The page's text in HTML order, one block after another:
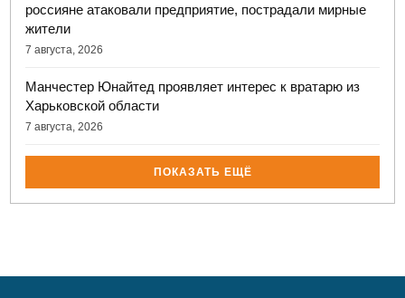
россияне атаковали предприятие, пострадали мирные
жители
7 августа, 2026
Манчестер Юнайтед проявляет интерес к вратарю из
Харьковской области
7 августа, 2026
ПОКАЗАТЬ ЕЩЁ